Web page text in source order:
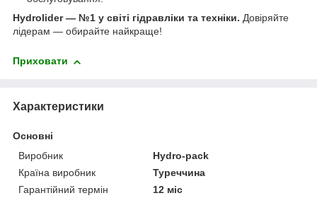
Hydrolider — №1 у світі гідравліки та техніки. Довіряйте
лідерам — обирайте найкраще!
Приховати
Характеристики
Основні
Виробник
Hydro-pack
Країна виробник
Туреччина
Гарантійний термін
12 міс